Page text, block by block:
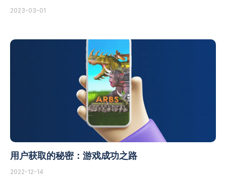
2023-03-01
用户获取的秘密：游戏成功之路
2022-12-14